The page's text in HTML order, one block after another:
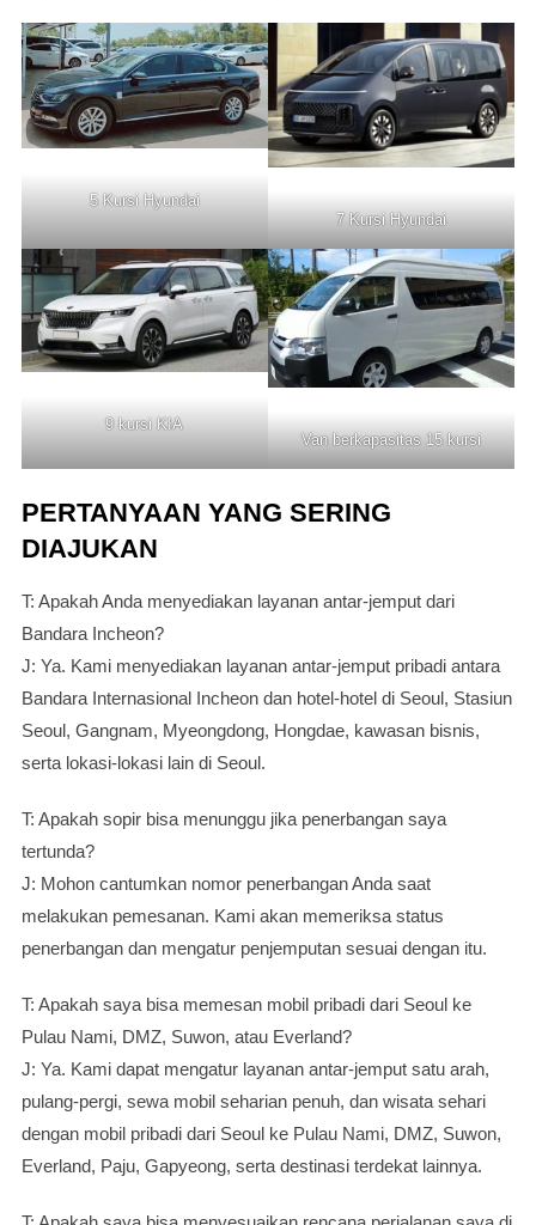
5 Kursi Hyundai
7 Kursi Hyundai
9 kursi KIA
Van berkapasitas 15 kursi
PERTANYAAN YANG SERING
DIAJUKAN
T: Apakah Anda menyediakan layanan antar-jemput dari
Bandara Incheon?
J: Ya. Kami menyediakan layanan antar-jemput pribadi antara
Bandara Internasional Incheon dan hotel-hotel di Seoul, Stasiun
Seoul, Gangnam, Myeongdong, Hongdae, kawasan bisnis,
serta lokasi-lokasi lain di Seoul.
T: Apakah sopir bisa menunggu jika penerbangan saya
tertunda?
J: Mohon cantumkan nomor penerbangan Anda saat
melakukan pemesanan. Kami akan memeriksa status
penerbangan dan mengatur penjemputan sesuai dengan itu.
T: Apakah saya bisa memesan mobil pribadi dari Seoul ke
Pulau Nami, DMZ, Suwon, atau Everland?
J: Ya. Kami dapat mengatur layanan antar-jemput satu arah,
pulang-pergi, sewa mobil seharian penuh, dan wisata sehari
dengan mobil pribadi dari Seoul ke Pulau Nami, DMZ, Suwon,
Everland, Paju, Gapyeong, serta destinasi terdekat lainnya.